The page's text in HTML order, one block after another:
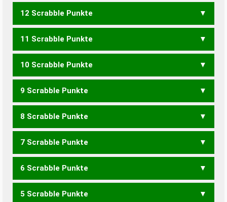
ZECHINE ZEICHEN ZIECHEN
12 Scrabble Punkte
ZECHEN ZIECHE
11 Scrabble Punkte
ZECHE
10 Scrabble Punkte
ZECH EICHEN
9 Scrabble Punkte
EICHE HEINZE HEIZEN
8 Scrabble Punkte
EHEC INCH HEINZ HEIZE
7 Scrabble Punkte
CHI HEIZ ZEHE ZEHN
6 Scrabble Punkte
ICE ZEH HEINE
5 Scrabble Punkte